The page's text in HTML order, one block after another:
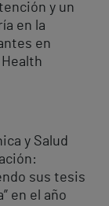
y un
en la
en
y Salud
sus tesis
en el año